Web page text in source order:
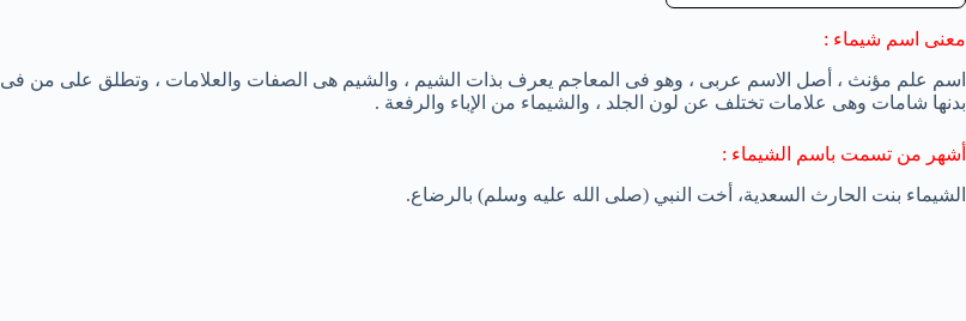
معنى اسم شيماء :
اسم علم مؤنث ، أصل الاسم عربى ، وهو فى المعاجم يعرف بذات الشيم ، والشيم هى الصفات والعلامات ، وتطلق على من فى
بدنها شامات وهى علامات تختلف عن لون الجلد ، والشيماء من الإباء والرفعة .
أشهر من تسمت باسم الشيماء :
الشيماء بنت الحارث السعدية، أخت النبي (صلى الله عليه وسلم) بالرضاع.